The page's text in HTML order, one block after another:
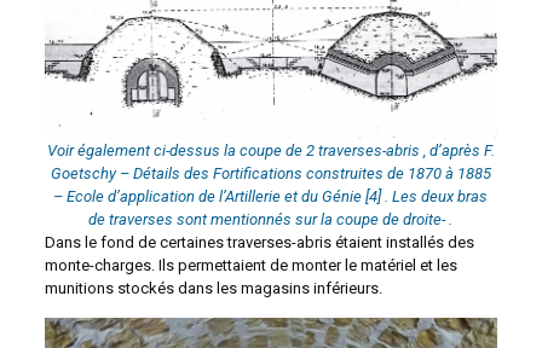
Voir également ci-dessus la coupe de 2 traverses-abris , d’après F.
Goetschy – Détails des Fortifications construites de 1870 à 1885
– Ecole d’application de l’Artillerie et du Génie[4] . Les deux bras
de traverses sont mentionnés sur la coupe de droite-.
Dans le fond de certaines traverses-abris étaient installés des
monte-charges. Ils permettaient de monter le matériel et les
munitions stockés dans les magasins inférieurs.